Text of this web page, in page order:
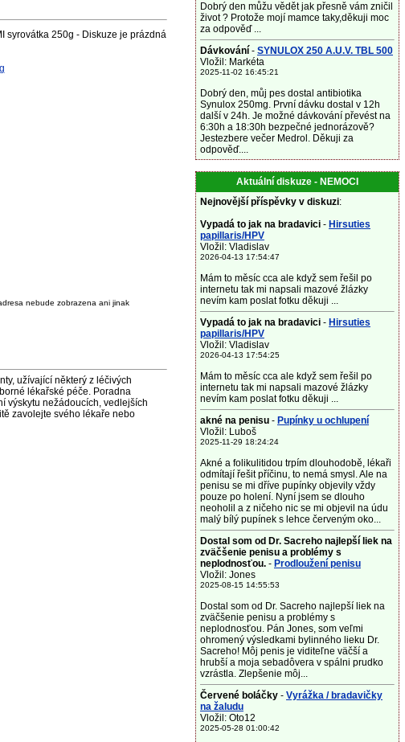
syrovátka 250g - Diskuze je prázdná
nebude zobrazena ani jinak
užívající některý z léčivých
lékařské péče. Poradna
výskytu nežádoucích, vedlejších
zavolejte svého lékaře nebo
Dobrý den můžu vědět jak přesně vám zničil
život ? Protože mojí mamce taky,děkuji moc
za odpověď ...
Dávkování - SYNULOX 250 A.U.V. TBL 500
Vložil: Markéta
2025-11-02 16:45:21
Dobrý den, můj pes dostal antibiotika
Synulox 250mg. První dávku dostal v 12h
další v 24h. Je možné dávkování převést na
6:30h a 18:30h bezpečné jednorázově?
Jestezbere večer Medrol. Děkuji za
odpověď....
Aktuální diskuze - NEMOCI
Nejnovější příspěvky v diskuzi:
Vypadá to jak na bradavici - Hirsuties
papillaris/HPV
Vložil: Vladislav
2026-04-13 17:54:47
Mám to měsíc cca ale když sem řešil po
internetu tak mi napsali mazové žlázky
nevím kam poslat fotku děkuji ...
Vypadá to jak na bradavici - Hirsuties
papillaris/HPV
Vložil: Vladislav
2026-04-13 17:54:25
Mám to měsíc cca ale když sem řešil po
internetu tak mi napsali mazové žlázky
nevím kam poslat fotku děkuji ...
akné na penisu - Pupínky u ochlupení
Vložil: Luboš
2025-11-29 18:24:24
Akné a folikulitidou trpím dlouhodobě, lékaři
odmítají řešit příčinu, to nemá smysl. Ale na
penisu se mi dříve pupínky objevily vždy
pouze po holení. Nyní jsem se dlouho
neoholil a z ničeho nic se mi objevil na údu
malý bílý pupínek s lehce červeným oko...
Dostal som od Dr. Sacreho najlepší liek na
zväčšenie penisu a problémy s
neplodnosťou. - Prodloužení penisu
Vložil: Jones
2025-08-15 14:55:53
Dostal som od Dr. Sacreho najlepší liek na
zväčšenie penisu a problémy s
neplodnosťou. Pán Jones, som veľmi
ohromený výsledkami bylinného lieku Dr.
Sacreho! Môj penis je viditeľne väčší a
hrubší a moja sebadôvera v spálni prudko
vzrástla. Zlepšenie môj...
Červené boláčky - Vyrážka / bradavičky
na žaludu
Vložil: Oto12
2025-05-28 01:00:42